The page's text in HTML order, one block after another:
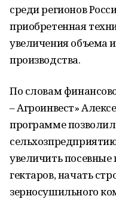
среди регионов
приобретенная
увеличения объема
производства.
По словам
– Агроинвест»
программе
увеличить
гектаров, начать
зерносушильного